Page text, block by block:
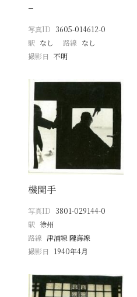
−
写真ID 3605-014612-0
駅 なし 路線 なし
撮影日
不明
機関手
写真ID 3801-029144-0
駅 徐州
路線 津浦線 隴海線
撮影日
1940年4月